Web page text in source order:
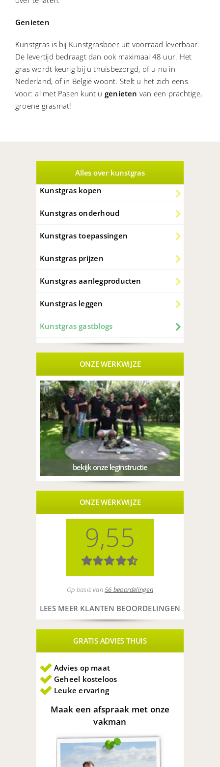
Alles over kunstgras
Kunstgras kopen
Kunstgras onderhoud
Kunstgras toepassingen
Kunstgras prijzen
Kunstgras aanlegproducten
Kunstgras leggen
Kunstgras gastblogs
ONZE WERKWIJZE
bekijk onze leginstructie
ONZE WERKWIJZE
9,55
Op basis van 56 beoordelingen
LEES MEER KLANTEN BEOORDELINGEN
GRATIS ADVIES THUIS
Advies op maat
Geheel kosteloos
Leuke ervaring
Maak een afspraak met onze
vakman
Genieten
Kunstgras is bij Kunstgrasboer uit voorraad leverbaar.
De levertijd bedraagt dan ook maximaal 48 uur. Het
gras wordt keurig bij u thuisbezorgd, of u nu in
Nederland, of in België woont. Stelt u het zich eens
voor: al met Pasen kunt u genieten van een prachtige,
groene grasmat!